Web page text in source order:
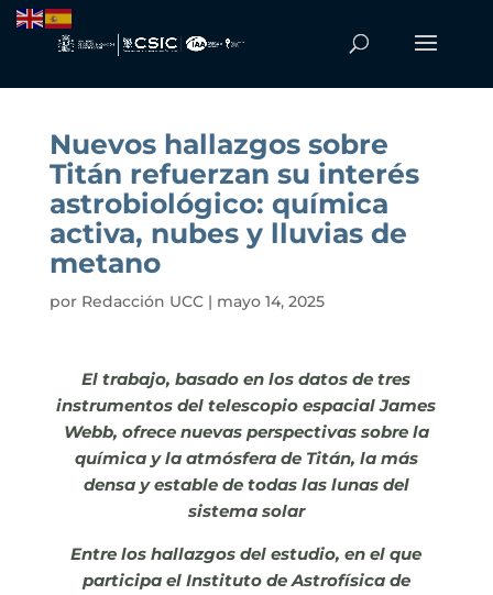
Nuevos hallazgos sobre
Titán refuerzan su interés
astrobiológico: química
activa, nubes y lluvias de
metano
por Redacción UCC| mayo 14, 2025
El trabajo, basado en los datos de tres
instrumentos del telescopio espacial James
Webb, ofrece nuevas perspectivas sobre la
química y la atmósfera de Titán, la más
densa y estable de todas las lunas del
sistema solar
Entre los hallazgos del estudio, en el que
participa el Instituto de Astrofísica de